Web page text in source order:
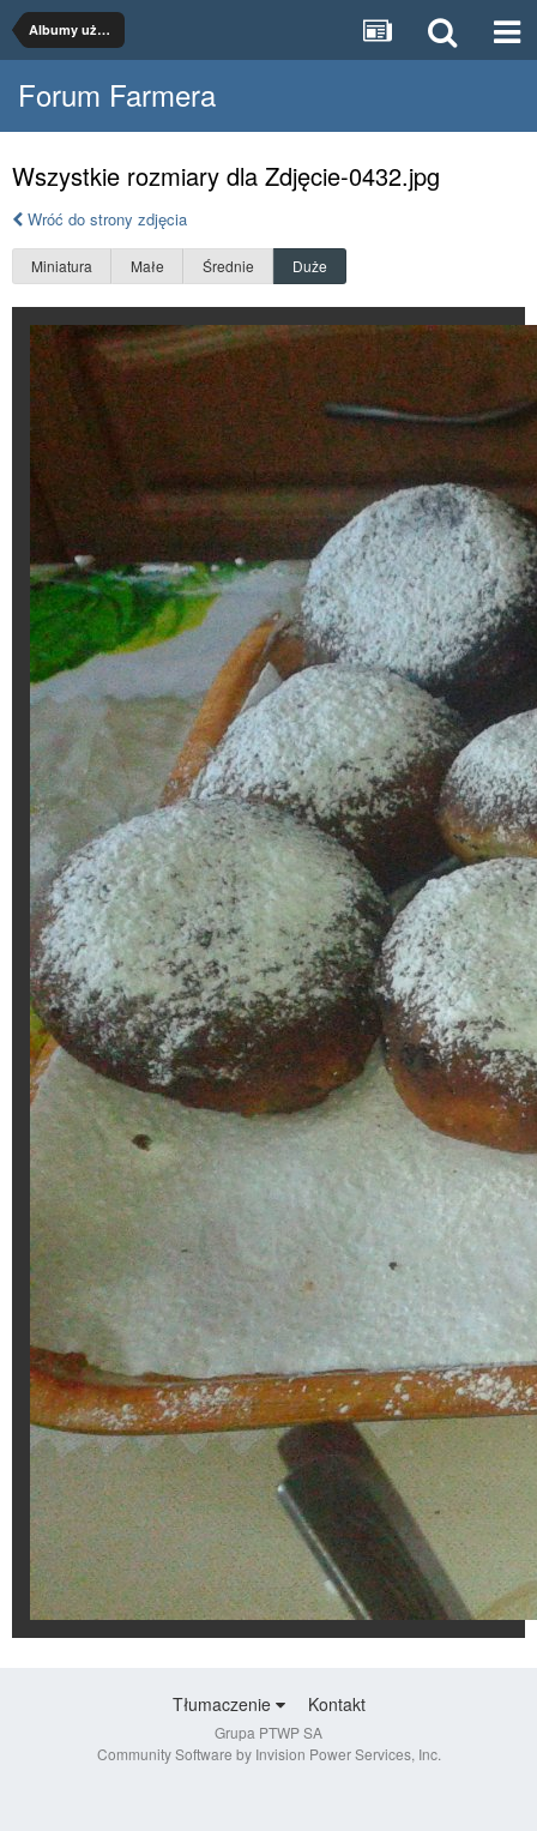
Albumy użytkowników
Forum Farmera
Wszystkie rozmiary dla Zdjęcie-0432.jpg
Wróć do strony zdjęcia
Miniatura Małe Średnie Duże
Tłumaczenie Kontakt
Grupa PTWP SA
Community Software by Invision Power Services, Inc.